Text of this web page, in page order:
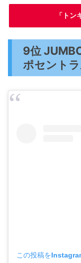
「ト
9位
ポセント
この投稿を